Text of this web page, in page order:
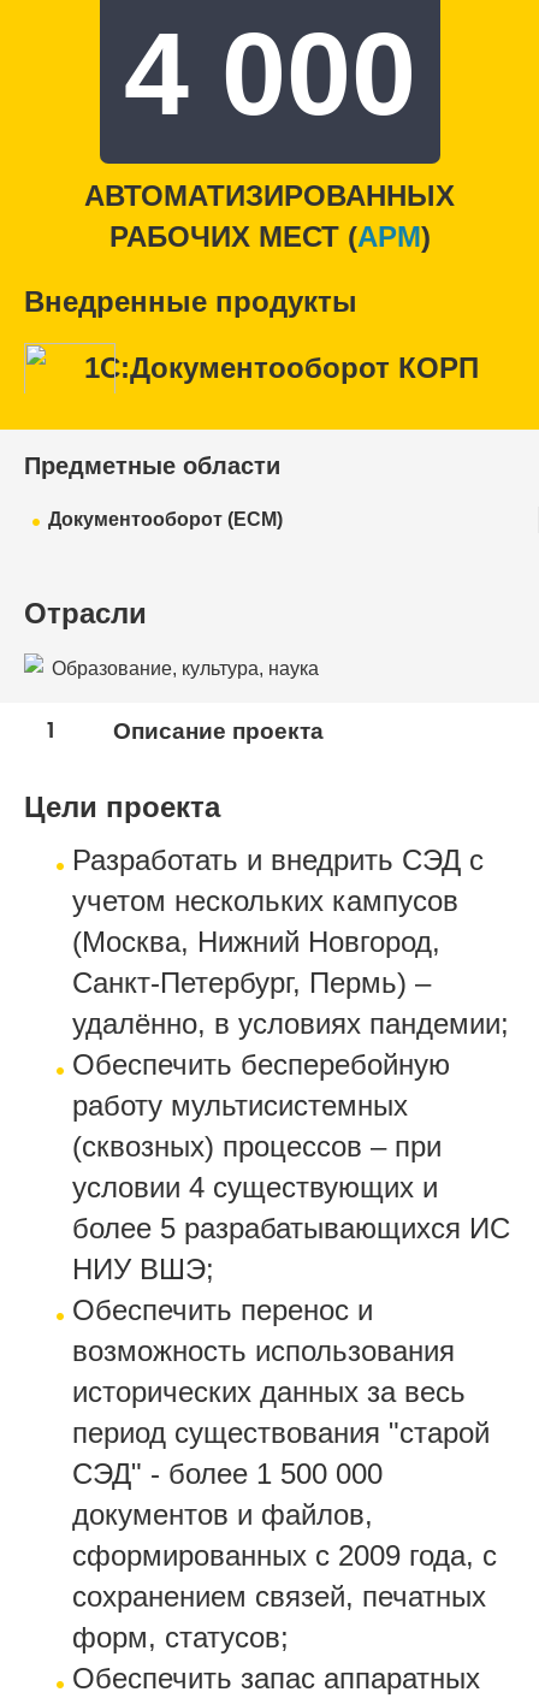
4 000
АВТОМАТИЗИРОВАННЫХ
РАБОЧИХ МЕСТ (APM)
Внедренные продукты
1С:Документооборот КОРП
Предметные области
Документооборот (ECM)
Отрасли
Образование, культура, наука
1 Описание проекта
Цели проекта
Разработать и внедрить СЭД с
учетом нескольких кампусов
(Москва, Нижний Новгород,
Санкт-Петербург, Пермь) –
удалённо, в условиях пандемии;
Обеспечить бесперебойную
работу мультисистемных
(сквозных) процессов – при
условии 4 существующих и
более 5 разрабатывающихся ИС
НИУ ВШЭ;
Обеспечить перенос и
возможность использования
исторических данных за весь
период существования "старой
СЭД" - более 1 500 000
документов и файлов,
сформированных с 2009 года, с
сохранением связей, печатных
форм, статусов;
Обеспечить запас аппаратных